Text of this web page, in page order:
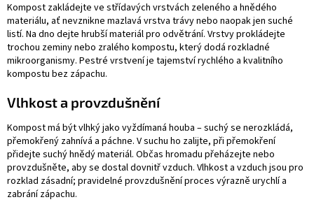
Kompost zakládejte ve střídavých vrstvách zeleného a hnědého
materiálu, ať nevznikne mazlavá vrstva trávy nebo naopak jen suché
listí. Na dno dejte hrubší materiál pro odvětrání. Vrstvy prokládejte
trochou zeminy nebo zralého kompostu, který dodá rozkladné
mikroorganismy. Pestré vrstvení je tajemství rychlého a kvalitního
kompostu bez zápachu.
Vlhkost a provzdušnění
Kompost má být vlhký jako vyždímaná houba – suchý se nerozkládá,
přemokřený zahnívá a páchne. V suchu ho zalijte, při přemokření
přidejte suchý hnědý materiál. Občas hromadu přeházejte nebo
provzdušněte, aby se dostal dovnitř vzduch. Vlhkost a vzduch jsou pro
rozklad zásadní; pravidelné provzdušnění proces výrazně urychlí a
zabrání zápachu.